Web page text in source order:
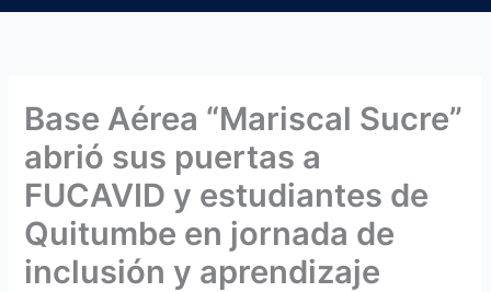
Base Aérea “Mariscal Sucre”
abrió sus puertas a
FUCAVID y estudiantes de
Quitumbe en jornada de
inclusión y aprendizaje